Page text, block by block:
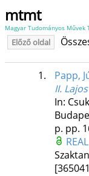
mtmt
Magyar Tudományos Művek
Előző oldal
1.
Papp,
II.
In:
p. pp.
REAL